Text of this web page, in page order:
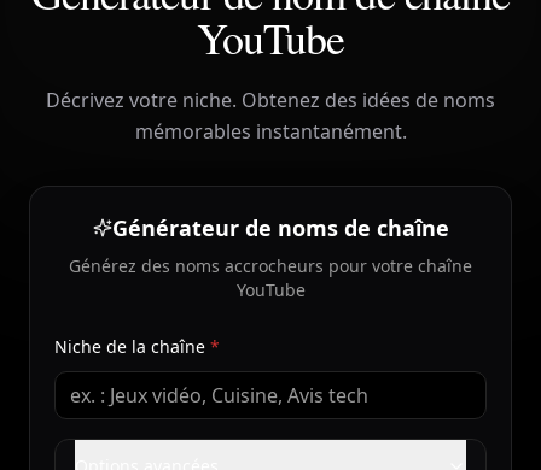
YouTube
Décrivez votre niche. Obtenez des idées de noms
mémorables instantanément.
Générateur de noms de chaîne
Générez des noms accrocheurs pour votre chaîne
YouTube
Niche de la chaîne *